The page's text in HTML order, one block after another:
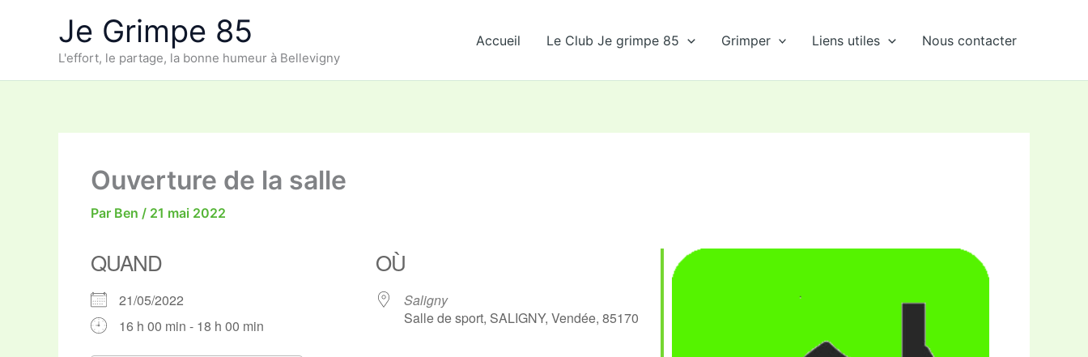
Je Grimpe 85
L'effort, le partage, la bonne humeur à Bellevigny
Accueil Le Club Je grimpe 85 Grimper Liens utiles Nous contacter
Ouverture de la salle
Par Ben / 21 mai 2022
QUAND
21/05/2022
16 h 00 min - 18 h 00 min
OÙ
Saligny
Salle de sport, SALIGNY, Vendée, 85170